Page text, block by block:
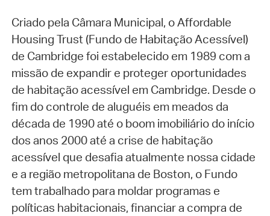
Criado pela Câmara Municipal, o Affordable
Housing Trust (Fundo de Habitação Acessível)
de Cambridge foi estabelecido em 1989 com a
missão de expandir e proteger oportunidades
de habitação acessível em Cambridge. Desde o
fim do controle de aluguéis em meados da
década de 1990 até o boom imobiliário do início
dos anos 2000 até a crise de habitação
acessível que desafia atualmente nossa cidade
e a região metropolitana de Boston, o Fundo
tem trabalhado para moldar programas e
políticas habitacionais, financiar a compra de